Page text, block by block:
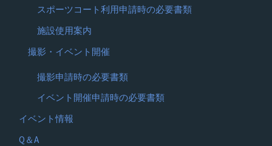
スポーツコート利用申請時の必要書類
施設使用案内
撮影・イベント開催
撮影申請時の必要書類
イベント開催申請時の必要書類
イベント情報
Q＆A